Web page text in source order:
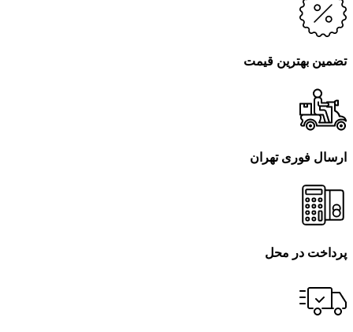
تضمین بهترین قیمت
ارسال فوری تهران
پرداخت در محل